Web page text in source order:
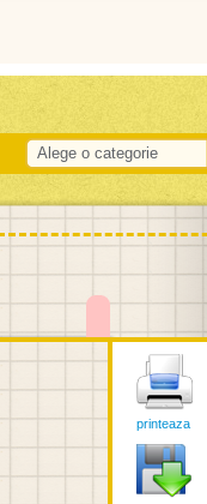
Alege o categorie
printeaza